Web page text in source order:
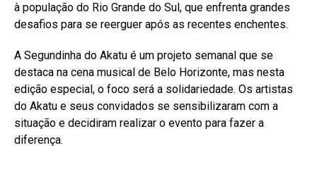
à população do Rio Grande do Sul, que enfrenta grandes
desafios para se reerguer após as recentes enchentes.
A Segundinha do Akatu é um projeto semanal que se
destaca na cena musical de Belo Horizonte, mas nesta
edição especial, o foco será a solidariedade. Os artistas
do Akatu e seus convidados se sensibilizaram com a
situação e decidiram realizar o evento para fazer a
diferença.